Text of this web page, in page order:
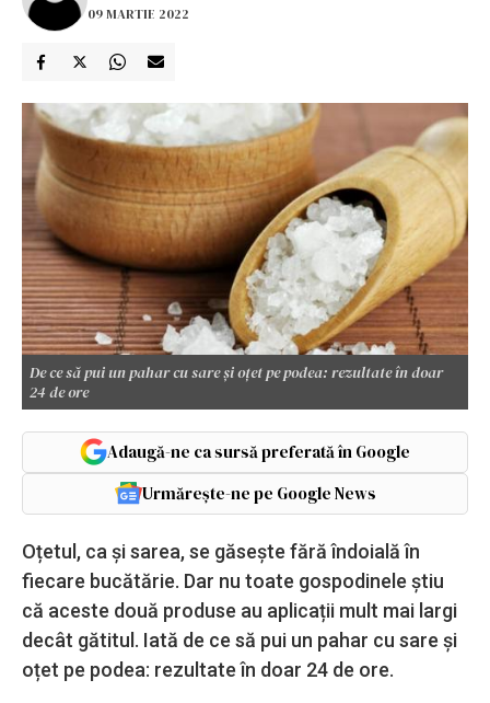
09 MARTIE 2022
De ce să pui un pahar cu sare și oțet pe podea: rezultate în doar
24 de ore
Adaugă-ne ca sursă preferată în Google
Urmărește-ne pe Google News
Oțetul, ca și sarea, se găsește fără îndoială în
fiecare bucătărie. Dar nu toate gospodinele știu
că aceste două produse au aplicații mult mai largi
decât gătitul. Iată de ce să pui un pahar cu sare și
oțet pe podea: rezultate în doar 24 de ore.